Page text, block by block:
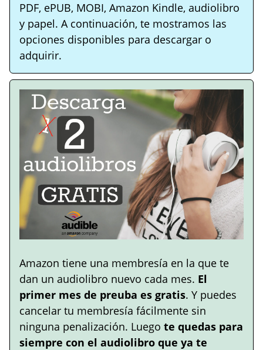
PDF, ePUB, MOBI, Amazon Kindle, audiolibro
y papel. A continuación, te mostramos las
opciones disponibles para descargar o
adquirir.
Amazon tiene una membresía en la que te
dan un audiolibro nuevo cada mes. El
primer mes de preuba es gratis. Y puedes
cancelar tu membresía fácilmente sin
ninguna penalización. Luego te quedas para
siempre con el audiolibro que ya te